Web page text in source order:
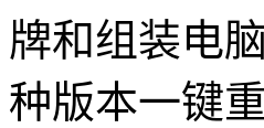
牌和组装电
种版本一键